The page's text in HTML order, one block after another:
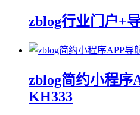
zblog行业门户+
zblog简约小程序
KH333